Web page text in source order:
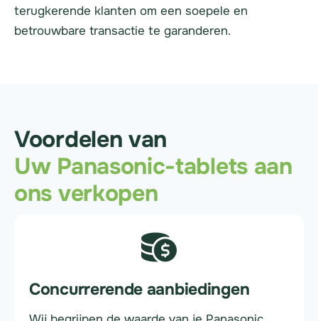
terugkerende klanten om een soepele en
betrouwbare transactie te garanderen.
Voordelen van
Uw Panasonic-tablets aan
ons verkopen
Concurrerende aanbiedingen